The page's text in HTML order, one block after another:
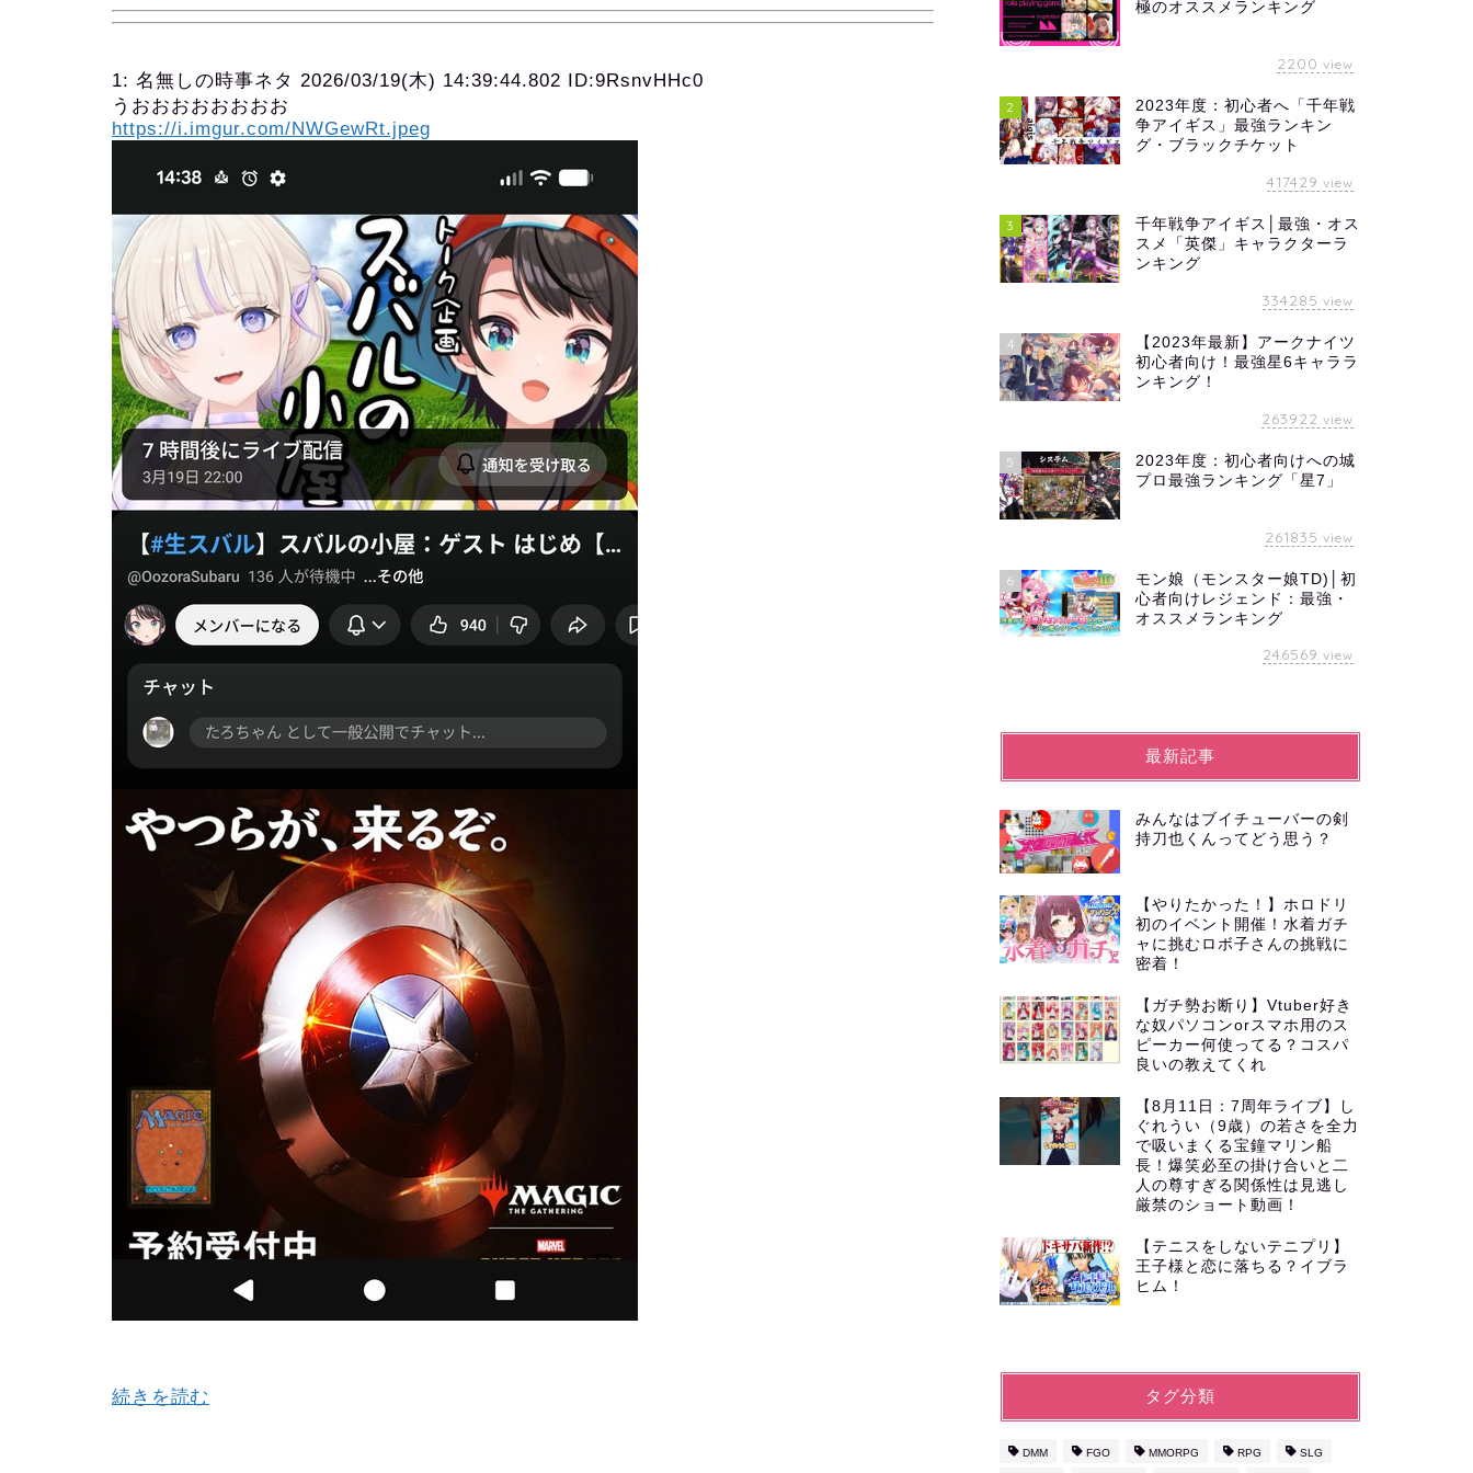
1: 名無しの時事ネタ 2026/03/19(木) 14:39:44.802 ID:9RsnvHHc0
うおおおおおおおお
https://i.imgur.com/NWGewRt.jpeg
続きを読む
極のオススメランキング
2200 view
2
2023年度：初心者へ「千年戦
争アイギス」最強ランキン
グ・ブラックチケット
417429 view
3
千年戦争アイギス│最強・オス
スメ「英傑」キャラクターラ
ンキング
334285 view
4
【2023年最新】アークナイツ
初心者向け！最強星6キャララ
ンキング！
263922 view
5
2023年度：初心者向けへの城
プロ最強ランキング「星7」
261835 view
6
モン娘（モンスター娘TD)│初
心者向けレジェンド：最強・
オススメランキング
246569 view
最新記事
みんなはブイチューバーの剣
持刀也くんってどう思う？
【やりたかった！】ホロドリ
初のイベント開催！水着ガチ
ャに挑むロボ子さんの挑戦に
密着！
【ガチ勢お断り】Vtuber好き
な奴パソコンorスマホ用のス
ピーカー何使ってる？コスパ
良いの教えてくれ
【8月11日：7周年ライブ】し
ぐれうい（9歳）の若さを全力
で吸いまくる宝鐘マリン船
長！爆笑必至の掛け合いと二
人の尊すぎる関係性は見逃し
厳禁のショート動画！
【テニスをしないテニプリ】
王子様と恋に落ちる？イブラ
ヒム！
タグ分類
DMM FGO MMORPG RPG SLG